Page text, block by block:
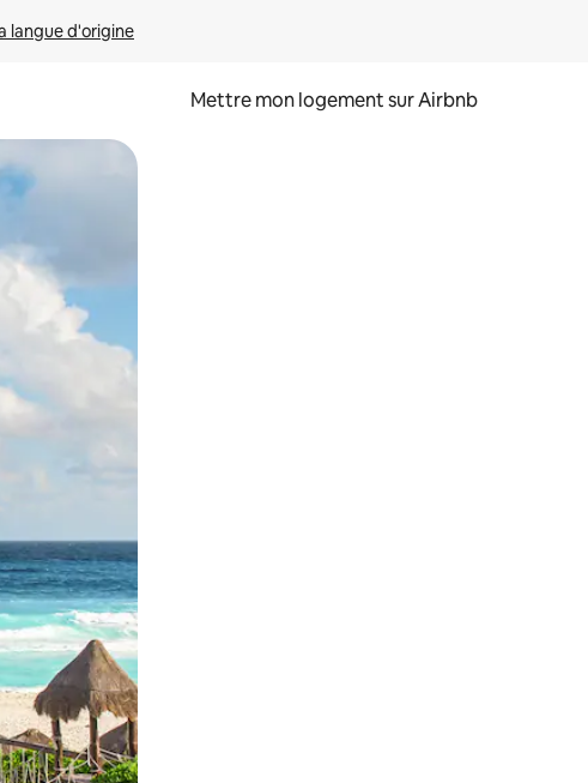
langue d'origine
Mettre mon logement sur Airbnb
faisant glisser.